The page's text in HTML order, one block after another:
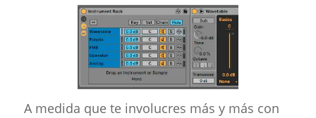
A medida que te involucres más y más con